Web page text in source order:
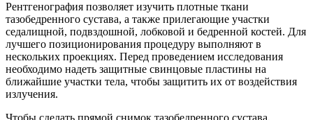
Рентгенография позволяет изучить плотные ткани
тазобедренного сустава, а также прилегающие участки
седалищной, подвздошной, лобковой и бедренной костей. Для
лучшего позиционирования процедуру выполняют в
нескольких проекциях. Перед проведением исследования
необходимо надеть защитные свинцовые пластины на
ближайшие участки тела, чтобы защитить их от воздействия
излучения.